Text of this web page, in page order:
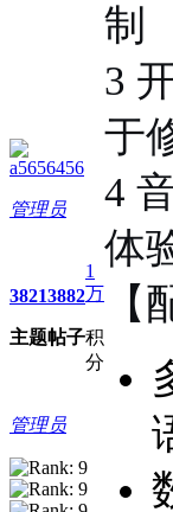
a5656456
管理员
3821
主题
3882
帖子
1
万
积
分
管理员
制
3
于
4
体
【